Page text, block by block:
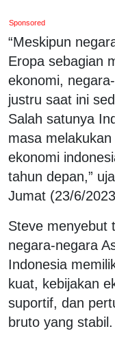
Sponsored
“Meskipun
Eropa sebagian
ekonomi,
justru saat ini
Salah satunya
masa
ekonomi
tahun depan,”
Jumat (23/6/
Steve menyebut
negara-negara
Indonesia
kuat, kebijakan
suportif, dan
bruto yang stabil.